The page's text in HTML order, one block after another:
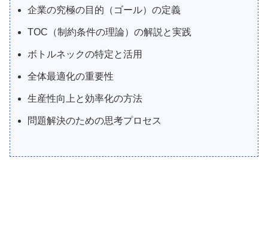
企業の究極の目的（ゴール）の定義
TOC（制約条件の理論）の解説と実践
ボトルネックの特定と活用
全体最適化の重要性
生産性向上と効率化の方法
問題解決のための思考プロセス